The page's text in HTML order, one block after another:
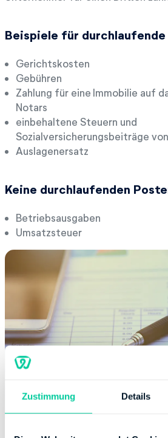
Zustimmung Details
Beispiele für durchlaufende
Gerichtskosten
Gebühren
Zahlung für eine Immobilie auf
Notars
einbehaltene Steuern und
Sozialversicherungsbeiträge
Auslagenersatz
Keine durchlaufenden
Betriebsausgaben
Umsatzsteuer